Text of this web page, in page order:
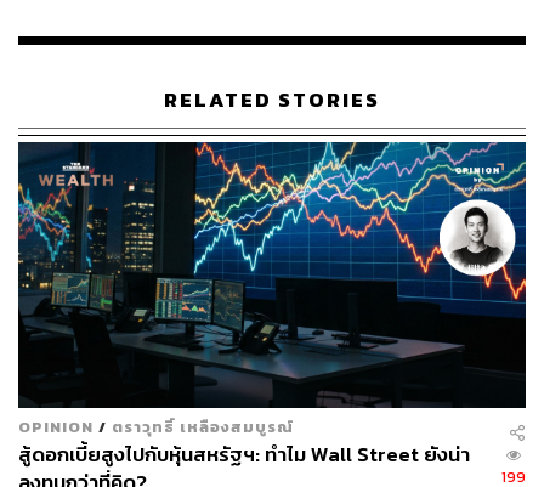
คาร์ดอน ไม่อยากที่จะเสียเงินไปกับการจ่ายดอกเบี้ย ในทาง
เพิ่ม ซึ่งก็คือการใส่เงินที่มีลงไปกับธุรกิจของตัวเอง
แกรนต์ คาร์ดอน ยังจ่ายเงินสดเพื่อซื้อบ้าน และไม่เคยปล่อย
ให้หนี้บัตรเครดิตสะสม ในบางกรณีหากเรากำลังสร้างธุรกิจ
หนี้สามารถช่วยให้เราสร้างเงินได้จากการที่ช่วยให้เรา
สามารถเข้าถึงสินทรัพย์ได้เร็วมากขึ้น
3. การเป็นเจ้าของบ้านไม่ใช่สิ่งแรกของการลงทุน
คุณอาจคิดว่าการซื้อบ้านเป็นเหมือนความฝันของชาว
อเมริกัน แต่มันแทบจะไม่ใช่สิ่งที่มหาเศรษฐีทำเป็นสิ่งแรก
ในความเห็นของแกรนต์ คาร์ดอน การเป็นเจ้าของบ้านไม่
เหมือนกับการสร้างผลตอบแทนจากการลงทุนในสินทรัพย์
RELATED STORIES
OPINION / ตราวุทธิ์ เหลืองสมบูรณ์
สู้ดอกเบี้ยสูงไปกับหุ้นสหรัฐฯ: ทำไม Wall Street ยังน่า
199